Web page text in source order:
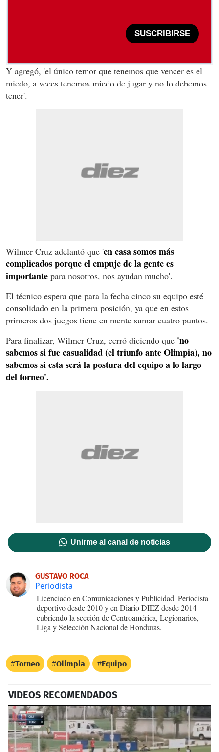
SUSCRIBIRSE
Y agregó, 'el único temor que tenemos que vencer es el
miedo, a veces tenemos miedo de jugar y no lo debemos
tener'.
Wilmer Cruz adelantó que 'en casa somos más
complicados porque el empuje de la gente es
importante para nosotros, nos ayudan mucho'.
El técnico espera que para la fecha cinco su equipo esté
consolidado en la primera posición, ya que en estos
primeros dos juegos tiene en mente sumar cuatro puntos.
Para finalizar, Wilmer Cruz, cerró diciendo que 'no
sabemos si fue casualidad (el triunfo ante Olimpia), no
sabemos si esta será la postura del equipo a lo largo
del torneo'.
Unirme al canal de noticias
GUSTAVO ROCA
Periodista
Licenciado en Comunicaciones y Publicidad. Periodista
deportivo desde 2010 y en Diario DIEZ desde 2014
cubriendo la sección de Centroamérica, Legionarios,
Liga y Selección Nacional de Honduras.
Torneo Olimpia Equipo
VIDEOS RECOMENDADOS